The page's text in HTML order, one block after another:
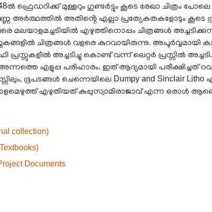
ഫ്രെഡറിക്ക് മുള്ളറും ഗുണ്ടർട്ടും കൂടെ രേഖാ ചിത്രം
അർത്ഥത്തിൽ അതിൻ്റെ എല്ലാ പ്രത്യേകതകളോടും
മലയാളമച്ചടിയിൽ എഴുത്തിനൊപ്പം ചിത്രങ്ങൾ
ചിത്രങ്ങൾ വളരെ കുറവായിരുന്നു. അപൂർവ്വമായി
പ്രസ്സുകളീൽ അച്ചടിച്ചു കൊണ്ട് വന്ന് ലെറ്റർ പ്രസ്സിൽ
എളുപ്പ പരിഹാരം. ഇത് ആദ്യമായി പരീക്ഷിച്ചത്
ഭൂപടങ്ങൾ ചെന്നെയിലെ Dumpy and Sinclair
എഴുതിയത് കുപ്പുസ്വാമിരാജാവ് എന്ന ഒരാൾ
collection)
Documents